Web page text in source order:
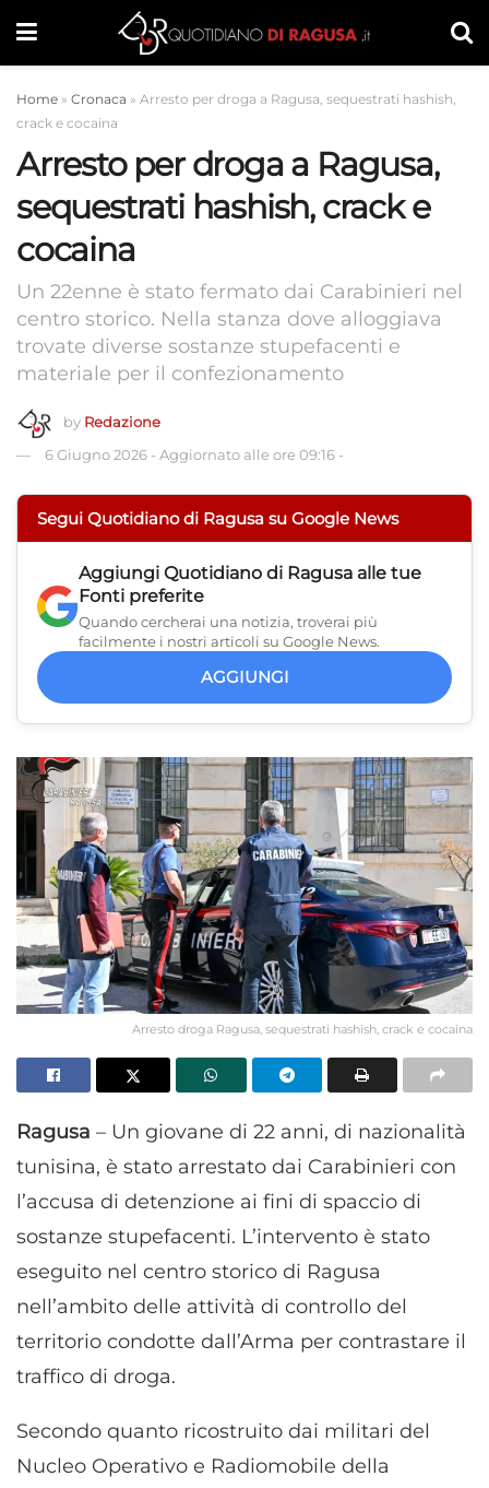
Home » Cronaca » Arresto per droga a Ragusa, sequestrati hashish,
crack e cocaina
Arresto per droga a Ragusa,
sequestrati hashish, crack e
cocaina
Un 22enne è stato fermato dai Carabinieri nel
centro storico. Nella stanza dove alloggiava
trovate diverse sostanze stupefacenti e
materiale per il confezionamento
by Redazione
6 Giugno 2026 - Aggiornato alle ore 09:16 -
Segui Quotidiano di Ragusa su Google News
Aggiungi Quotidiano di Ragusa alle tue
Fonti preferite
Quando cercherai una notizia, troverai più
facilmente i nostri articoli su Google News.
AGGIUNGI
Arresto droga Ragusa, sequestrati hashish, crack e cocaina
Ragusa – Un giovane di 22 anni, di nazionalità
tunisina, è stato arrestato dai Carabinieri con
l’accusa di detenzione ai fini di spaccio di
sostanze stupefacenti. L’intervento è stato
eseguito nel centro storico di Ragusa
nell’ambito delle attività di controllo del
territorio condotte dall’Arma per contrastare il
traffico di droga.
Secondo quanto ricostruito dai militari del
Nucleo Operativo e Radiomobile della